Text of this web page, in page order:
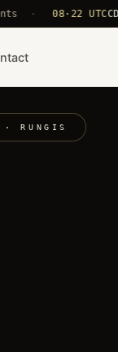
· 08·22 UTCCDG ·
RUNGIS